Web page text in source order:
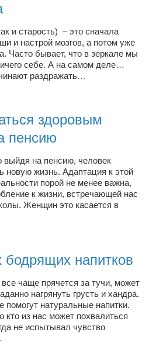
— супермаркет
двор
СТИХОВ НА ЗАКАЗ
— экипировочный центр
Studio
и старость) – это сначала
и настрой мозгов, а потом уже
Часто бывает, что в зеркале мы
себе. А на самом деле…
раздражать…
здоровым
пенсию
выйдя на пенсию, человек
новую жизнь. Адаптация к этой
порой не менее важна,
к жизни, встречающей нас
Женщин это касается в
бодрящих напитков
все чаще прячется за тучи, может
нагрянуть грусть и хандра.
помогут натуральные напитки.
кто из нас может похвалиться
не испытывал чувство